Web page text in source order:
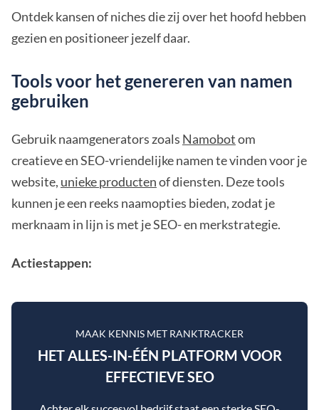
Ontdek kansen of niches die zij over het hoofd hebben
gezien en positioneer jezelf daar.
Tools voor het genereren van namen
gebruiken
Gebruik naamgenerators zoals Namobotom
creatieve en SEO-vriendelijke namen te vinden voor je
website, unieke productenof diensten. Deze tools
kunnen je een reeks naamopties bieden, zodat je
merknaam in lijn is met je SEO- en merkstrategie.
Actiestappen:
MAAK KENNIS MET RANKTRACKER
HET ALLES-IN-ÉÉN PLATFORM VOOR
EFFECTIEVE SEO